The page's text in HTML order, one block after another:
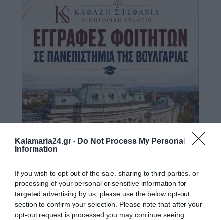
Kalamaria24.gr - Do Not Process My Personal
Information
If you wish to opt-out of the sale, sharing to third parties, or
processing of your personal or sensitive information for
targeted advertising by us, please use the below opt-out
section to confirm your selection. Please note that after your
opt-out request is processed you may continue seeing